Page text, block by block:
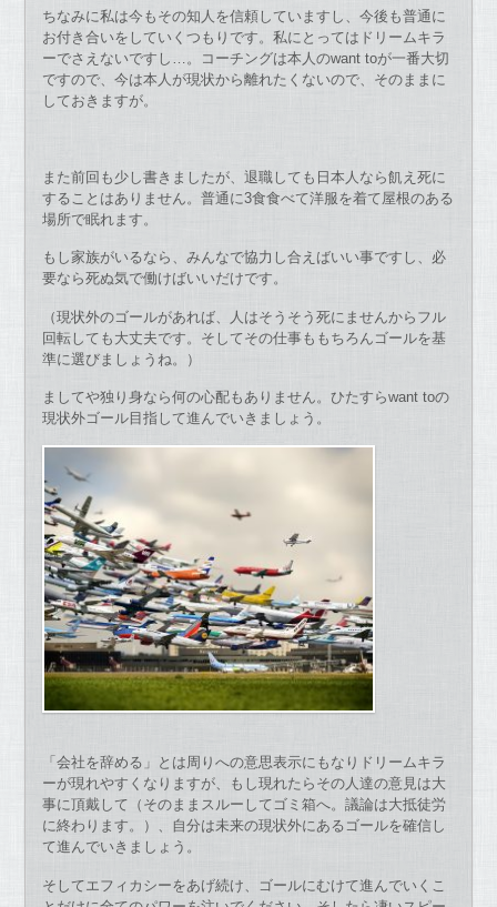
ちなみに私は今もその知人を信頼していますし、今後も普通に
お付き合いをしていくつもりです。私にとってはドリームキラ
ーでさえないですし…。コーチングは本人のwant toが一番大切
ですので、今は本人が現状から離れたくないので、そのままに
しておきますが。
また前回も少し書きましたが、退職しても日本人なら飢え死に
することはありません。普通に3食食べて洋服を着て屋根のある
場所で眠れます。
もし家族がいるなら、みんなで協力し合えばいい事ですし、必
要なら死ぬ気で働けばいいだけです。
（現状外のゴールがあれば、人はそうそう死にませんからフル
回転しても大丈夫です。そしてその仕事ももちろんゴールを基
準に選びましょうね。）
ましてや独り身なら何の心配もありません。ひたすらwant toの
現状外ゴール目指して進んでいきましょう。
「会社を辞める」とは周りへの意思表示にもなりドリームキラ
ーが現れやすくなりますが、もし現れたらその人達の意見は大
事に頂戴して（そのままスルーしてゴミ箱へ。議論は大抵徒労
に終わります。）、自分は未来の現状外にあるゴールを確信し
て進んでいきましょう。
そしてエフィカシーをあげ続け、ゴールにむけて進んでいくこ